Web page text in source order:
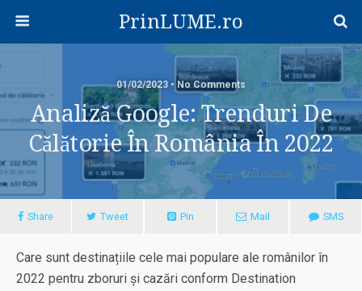
PrinLUME.ro
01/02/2023 • No Comments
Analiză Google: Trenduri De
Călătorie În România În 2022
Share Tweet Pin Mail SMS
Care sunt destinațiile cele mai populare ale românilor în
2022 pentru zboruri și cazări conform Destination